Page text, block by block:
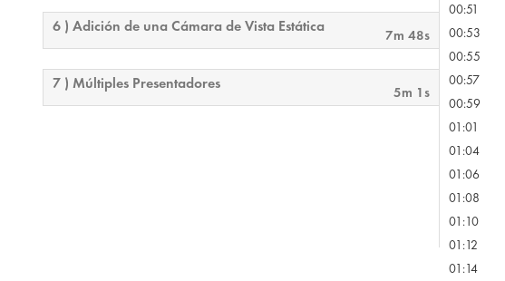
6 ) Adición de una Cámara de Vista Estática 7m 48s
7 ) Múltiples Presentadores 5m 1s
00:51
00:53
00:55
00:57
00:59
01:01
01:04
01:06
01:08
01:10
01:12
01:14